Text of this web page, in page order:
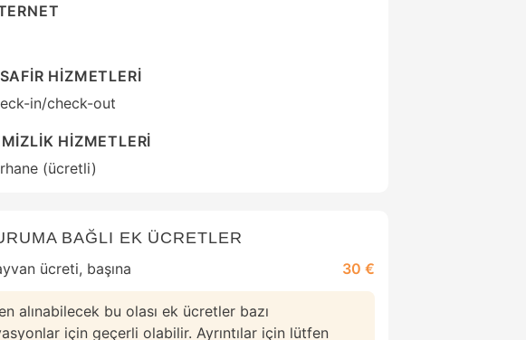
HİZMETLERİ
in/check-out
HİZMETLERİ
(ücretli)
BAĞLI EK ÜCRETLER
ücreti, başına
30 €
alınabilecek bu olası ek ücretler bazı
için geçerli olabilir. Ayrıntılar için lütfen